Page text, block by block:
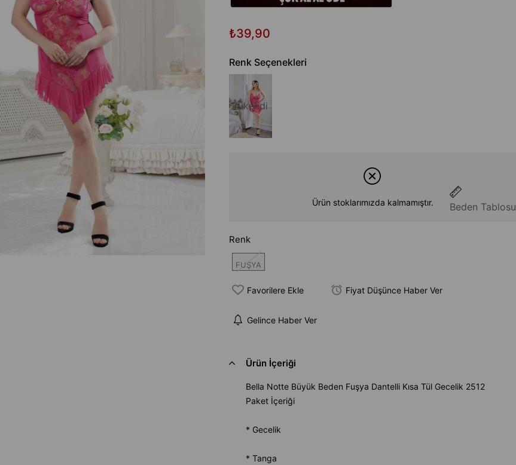
₺39,90
Renk Seçenekleri
Tükendi
Beden Tablosu
Ürün stoklarımızda kalmamıştır.
Renk
FUŞYA
Favorilere Ekle Fiyat Düşünce Haber Ver
Gelince Haber Ver
Ürün İçeriği
Bella Notte Büyük Beden Fuşya Dantelli Kısa Tül Gecelik 2512
Paket İçeriği
* Gecelik
* Tanga